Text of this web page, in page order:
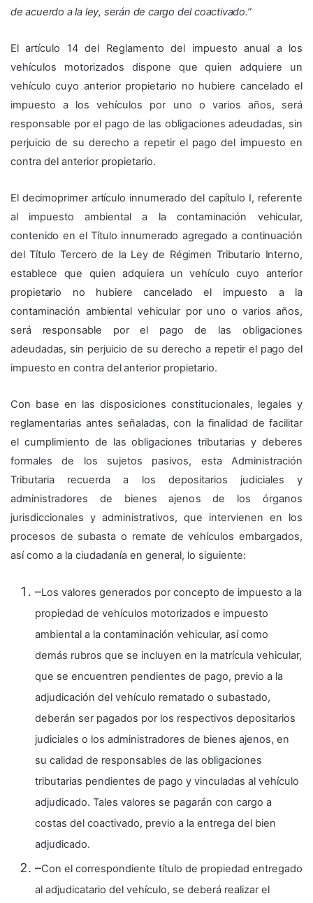
de acuerdo a la ley, serán de cargo del coactivado.”
El artículo 14 del Reglamento del impuesto anual a los
vehículos motorizados dispone que quien adquiere un
vehículo cuyo anterior propietario no hubiere cancelado el
impuesto a los vehículos por uno o varios años, será
responsable por el pago de las obligaciones adeudadas, sin
perjuicio de su derecho a repetir el pago del impuesto en
contra del anterior propietario.
El decimoprimer artículo innumerado del capítulo I, referente
al impuesto ambiental a la contaminación vehicular,
contenido en el Título innumerado agregado a continuación
del Título Tercero de la Ley de Régimen Tributario Interno,
establece que quien adquiera un vehículo cuyo anterior
propietario no hubiere cancelado el impuesto a la
contaminación ambiental vehicular por uno o varios años,
será responsable por el pago de las obligaciones
adeudadas, sin perjuicio de su derecho a repetir el pago del
impuesto en contra del anterior propietario.
Con base en las disposiciones constitucionales, legales y
reglamentarias antes señaladas, con la finalidad de facilitar
el cumplimiento de las obligaciones tributarias y deberes
formales de los sujetos pasivos, esta Administración
Tributaria recuerda a los depositarios judiciales y
administradores de bienes ajenos de los órganos
jurisdiccionales y administrativos, que intervienen en los
procesos de subasta o remate de vehículos embargados,
así como a la ciudadanía en general, lo siguiente:
–Los valores generados por concepto de impuesto a la
propiedad de vehículos motorizados e impuesto
ambiental a la contaminación vehicular, así como
demás rubros que se incluyen en la matrícula vehicular,
que se encuentren pendientes de pago, previo a la
adjudicación del vehículo rematado o subastado,
deberán ser pagados por los respectivos depositarios
judiciales o los administradores de bienes ajenos, en
su calidad de responsables de las obligaciones
tributarias pendientes de pago y vinculadas al vehículo
adjudicado. Tales valores se pagarán con cargo a
costas del coactivado, previo a la entrega del bien
adjudicado.
–Con el correspondiente título de propiedad entregado
al adjudicatario del vehículo, se deberá realizar el